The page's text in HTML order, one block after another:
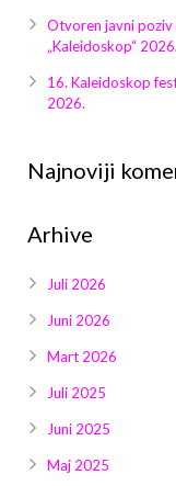
Otvoren javni poziv
„Kaleidoskop“ 2026.
16. Kaleidoskop
2026.
Najnoviji
Arhive
Juli 2026
Juni 2026
Mart 2026
Juli 2025
Juni 2025
Maj 2025